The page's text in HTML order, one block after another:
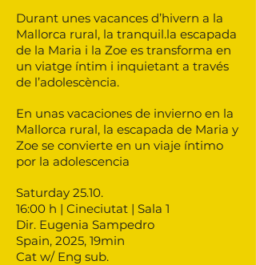
Durant unes vacances d’hivern a la
Mallorca rural, la tranquil.la escapada
de la Maria i la Zoe es transforma en
un viatge íntim i inquietant a través
de l’adolescència.
En unas vacaciones de invierno en la
Mallorca rural, la escapada de Maria y
Zoe se convierte en un viaje íntimo
por la adolescencia
Saturday 25.10.
16:00 h | Cineciutat | Sala 1
Dir. Eugenia Sampedro
Spain, 2025, 19min
Cat w/ Eng sub.